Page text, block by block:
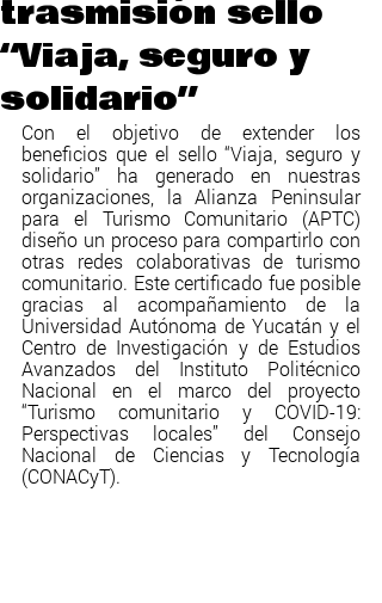
trasmisión sello
“Viaja, seguro y
solidario”
Con el objetivo de extender los
beneficios que el sello “Viaja, seguro y
solidario” ha generado en nuestras
organizaciones, la Alianza Peninsular
para el Turismo Comunitario (APTC)
diseño un proceso para compartirlo con
otras redes colaborativas de turismo
comunitario. Este certificado fue posible
gracias al acompañamiento de la
Universidad Autónoma de Yucatán y el
Centro de Investigación y de Estudios
Avanzados del Instituto Politécnico
Nacional en el marco del proyecto
“Turismo comunitario y COVID-19:
Perspectivas locales” del Consejo
Nacional de Ciencias y Tecnología
(CONACyT).